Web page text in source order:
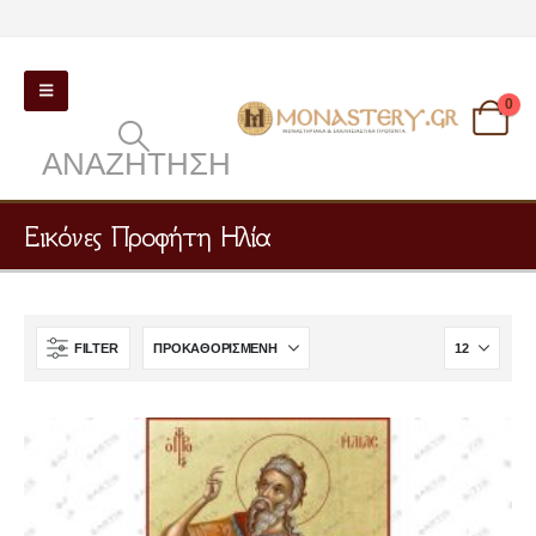
ΑΝΑΖΉΤΗΣΗ
0
Εικόνες Προφήτη Ηλία
FILTER